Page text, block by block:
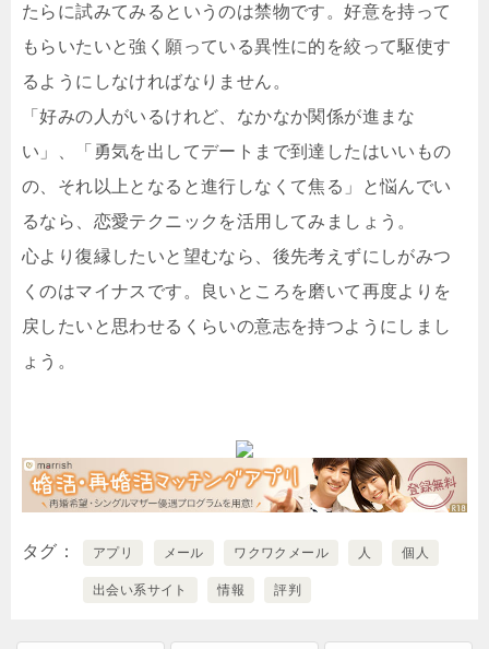
たらに試みてみるというのは禁物です。好意を持って
もらいたいと強く願っている異性に的を絞って駆使す
るようにしなければなりません。
「好みの人がいるけれど、なかなか関係が進まな
い」、「勇気を出してデートまで到達したはいいもの
の、それ以上となると進行しなくて焦る」と悩んでい
るなら、恋愛テクニックを活用してみましょう。
心より復縁したいと望むなら、後先考えずにしがみつ
くのはマイナスです。良いところを磨いて再度よりを
戻したいと思わせるくらいの意志を持つようにしまし
ょう。
タグ アプリ メール ワクワクメール 人 個人
出会い系サイト 情報 評判